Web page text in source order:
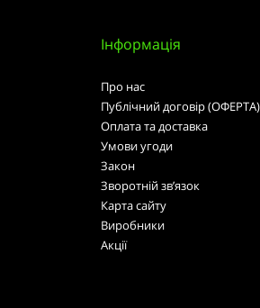
Інформація
Про нас
Публічний договір (ОФЕРТА)
Оплата та доставка
Умови угоди
Закон
Зворотній зв’язок
Карта сайту
Виробники
Акції